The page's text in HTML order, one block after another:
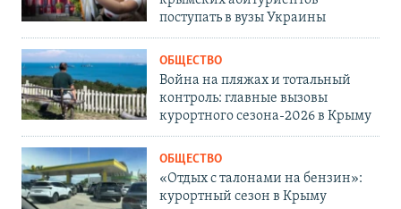
поступать в вузы Украины
ОБЩЕСТВО
Война на пляжах и тотальный
контроль: главные вызовы
курортного сезона-2026 в Крыму
ОБЩЕСТВО
«Отдых с талонами на бензин»:
курортный сезон в Крыму